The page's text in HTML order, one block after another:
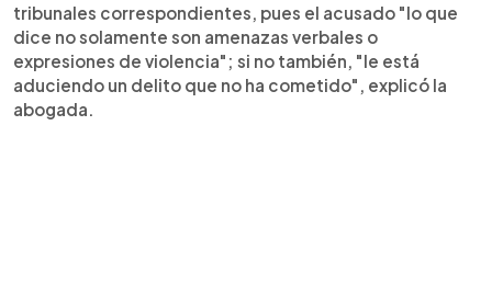
tribunales correspondientes, pues el acusado "lo que
dice no solamente son amenazas verbales o
expresiones de violencia"; si no también, "le está
aduciendo un delito que no ha cometido", explicó la
abogada.